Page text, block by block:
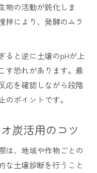
物の活動が鈍化しま
拌により、発酵のムラ
ると逆に土壌のpHが上
す恐れがあります。最
応を確認しながら段階
ポイントです。
炭活用のコツ
は、地域や作物ごとの
な土壌診断を行うこと